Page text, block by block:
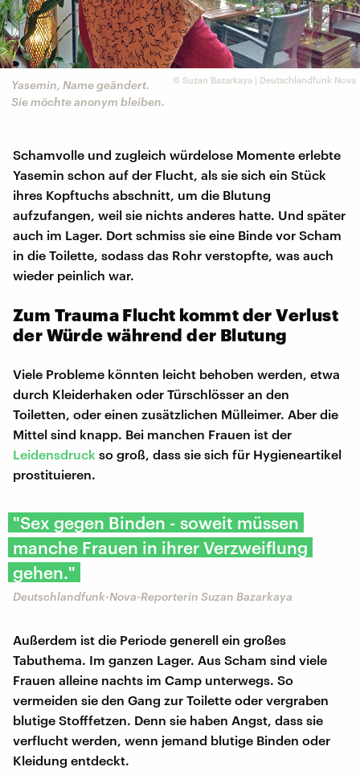
© Suzan Bazarkaya | Deutschlandfunk Nova
Yasemin, Name geändert.
Sie möchte anonym bleiben.
Schamvolle und zugleich würdelose Momente erlebte
Yasemin schon auf der Flucht, als sie sich ein Stück
ihres Kopftuchs abschnitt, um die Blutung
aufzufangen, weil sie nichts anderes hatte. Und später
auch im Lager. Dort schmiss sie eine Binde vor Scham
in die Toilette, sodass das Rohr verstopfte, was auch
wieder peinlich war.
Zum Trauma Flucht kommt der Verlust
der Würde während der Blutung
Viele Probleme könnten leicht behoben werden, etwa
durch Kleiderhaken oder Türschlösser an den
Toiletten, oder einen zusätzlichen Mülleimer. Aber die
Mittel sind knapp. Bei manchen Frauen ist der
Leidensdruck so groß, dass sie sich für Hygieneartikel
prostituieren.
"Sex gegen Binden - soweit müssen
manche Frauen in ihrer Verzweiflung
gehen."
Deutschlandfunk-Nova-Reporterin Suzan Bazarkaya
Außerdem ist die Periode generell ein großes
Tabuthema. Im ganzen Lager. Aus Scham sind viele
Frauen alleine nachts im Camp unterwegs. So
vermeiden sie den Gang zur Toilette oder vergraben
blutige Stofffetzen. Denn sie haben Angst, dass sie
verflucht werden, wenn jemand blutige Binden oder
Kleidung entdeckt.